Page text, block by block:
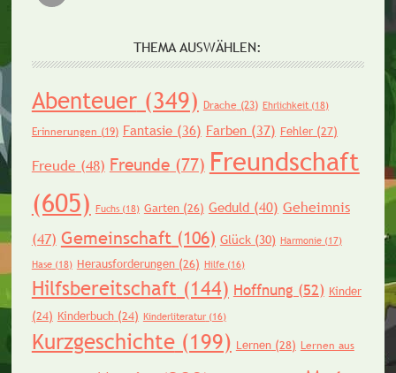
THEMA AUSWÄHLEN:
Abenteuer(349) Drache (23) Ehrlichkeit(18)
Erinnerungen (19) Fantasie(36) Farben(37) Fehler(27)
Freude(48) Freunde(77) Freundschaft
(605) Fuchs(18) Garten(26) Geduld(40) Geheimnis
(47) Gemeinschaft(106) Glück(30) Harmonie(17)
Hase(18) Herausforderungen(26) Hilfe(16)
Hilfsbereitschaft (144) Hoffnung (52) Kinder
(24) Kinderbuch(24) Kinderliteratur(16)
Kurzgeschichte(199) Lernen(28) Lernen aus